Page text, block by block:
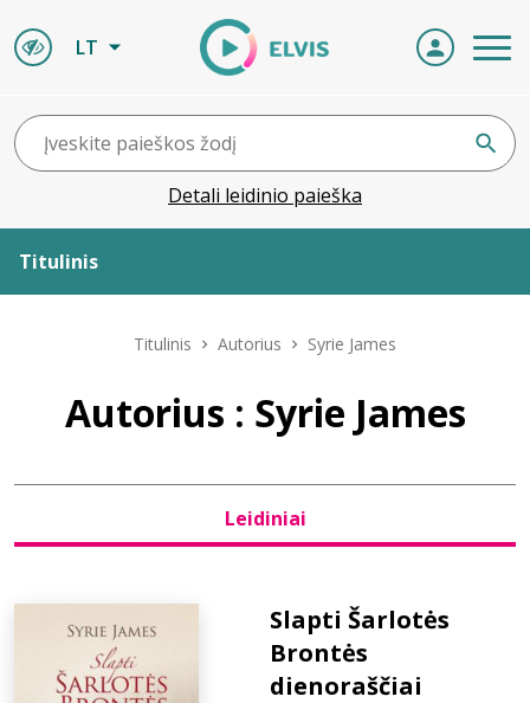
LT
Detali leidinio paieška
Titulinis
Leidiniai
Titulinis Autorius Syrie James
Autorius : Syrie James
Leidiniai
Slapti Šarlotės
Brontės
dienoraščiai